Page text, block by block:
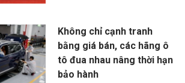
Không chỉ cạnh tranh
bằng giá bán, các hãng ô
tô đua nhau nâng thời hạn
bảo hành